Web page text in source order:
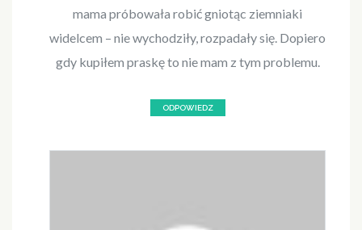
mama próbowała robić gniotąc ziemniaki
widelcem – nie wychodziły, rozpadały się. Dopiero
gdy kupiłem praskę to nie mam z tym problemu.
ODPOWIEDZ